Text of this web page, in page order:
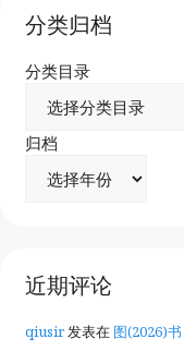
分类归档
分类目录
归档
近期评论
qiusir发表在 图(2026)书